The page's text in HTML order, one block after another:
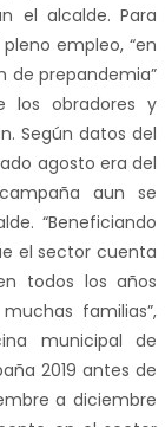
el alcalde. Para
empleo, “en
de prepandemia”
los obradores y
Según datos del
agosto era del
aun se
“Beneficiando
el sector cuenta
todos los años
familias”,
municipal de
2019 antes de
a diciembre